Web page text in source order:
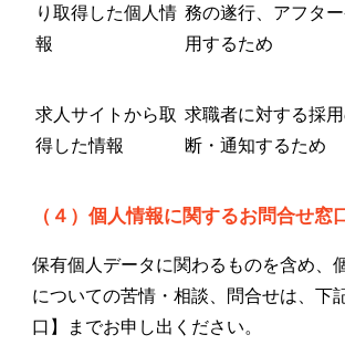
り取得した個人情
報
務の遂行、アフタ
用するため
求人サイトから取
得した情報
求職者に対する採
断・通知するため
（４）個人情報に関するお問合せ窓
保有個人データに関わるものを含め、
についての苦情・相談、問合せは、下
口】までお申し出ください。